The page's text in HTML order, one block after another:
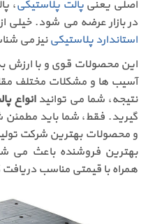
اصلی یعنیپالت پلاستیکی،
در بازار عرضه می شود. خیلی از
استاندارد پلاستیکینیز می
این محصولات قوی و با ارزش
آسیب ها و مشکلات مختلف
نتیجه، شما می توانیدانواع
گیرید. فقط، شما باید مطمئن
و محصولات بهترین شرکت
بهترین فروشنده باعث می
همراه با قیمتی مناسب دریافت